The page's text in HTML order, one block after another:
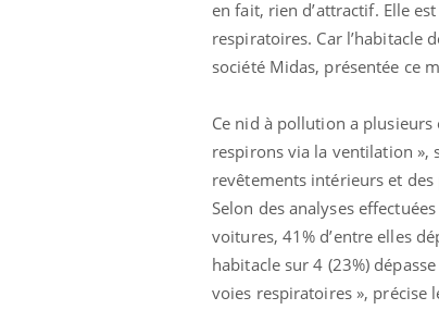
en fait, rien d’attractif. Elle
respiratoires. Car l’habitacle
société Midas, présentée ce
Ce nid à pollution a plusieurs
respirons via la ventilation »,
revêtements intérieurs et
Selon des analyses
voitures, 41% d’entre elles
habitacle sur 4 (23%)
voies respiratoires », précise